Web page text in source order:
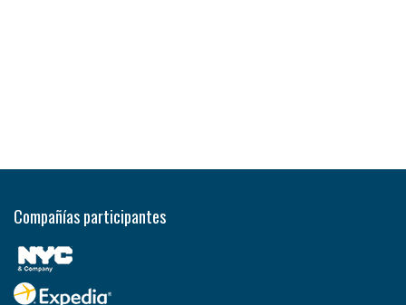
Compañías participantes